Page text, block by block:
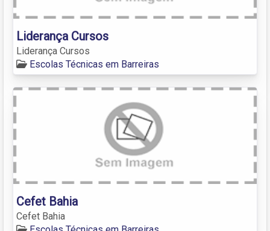
Liderança Cursos
Liderança Cursos
Escolas Técnicas em Barreiras
Cefet Bahia
Cefet Bahia